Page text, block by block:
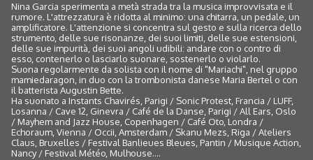
Nina Garcia sperimenta a metà strada tra la musica improvvisata e il
rumore. L'attrezzatura è ridotta al minimo: una chitarra, un pedale, un
amplificatore. L'attenzione si concentra sul gesto e sulla ricerca dello
strumento, delle sue risonanze, dei suoi limiti, delle sue estensioni,
delle sue impurità, dei suoi angoli udibili: andare con o contro di
esso, contenerlo o lasciarlo suonare, sostenerlo o violarlo.
Suona regolarmente da solista con il nome di "Mariachi", nel gruppo
mamiedaragon, in duo con la trombonista danese Maria Bertel o con
il batterista Augustin Bette.
Ha suonato a Instants Chavirés, Parigi / Sonic Protest, Francia / LUFF,
Losanna / Cave 12, Ginevra / Café de la Danse, Parigi / All Ears, Oslo
/ Mayhem and Jazz House, Copenhagen / Café Oto, Londra /
Echoraum, Vienna / Occii, Amsterdam / Skanu Mezs, Riga / Ateliers
Claus, Bruxelles / Festival Banlieues Bleues, Pantin / Musique Action,
Nancy / Festival Météo, Mulhouse....